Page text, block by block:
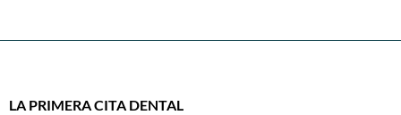
LA PRIMERA CITA DENTAL